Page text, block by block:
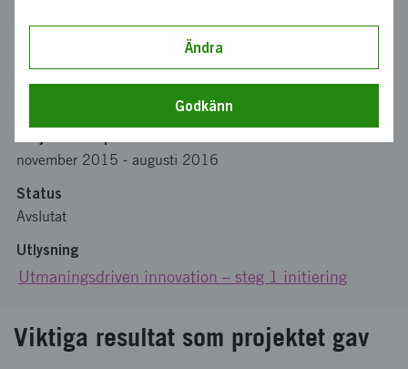
Koordinator
Bidrag från Vinnova
november 2015 - augusti 2016
Status
Avslutat
Utlysning
Utmaningsdriven innovation – steg 1 initiering
Viktiga resultat som projektet gav
Ändra
Godkänn